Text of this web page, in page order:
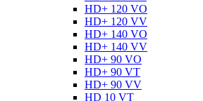
HD+ 120 VO
HD+ 120 VV
HD+ 140 VO
HD+ 140 VV
HD+ 90 VO
HD+ 90 VT
HD+ 90 VV
HD 10 VT